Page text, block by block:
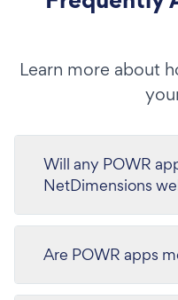
Learn more about
Will any POWR
NetDimensions
Are POWR apps